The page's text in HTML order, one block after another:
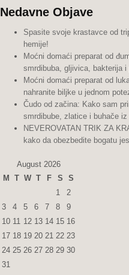
Nedavne Objave
Spasite svoje krastavce od
hemije!
Moćni domaći preparat od
smrdibuba, gljivica, bakterija i
Moćni domaći preparat od
nahranite biljke u jednom
Čudo od začina: Kako sam
smrdibube, zlatice i buhače iz
NEVEROVATAN TRIK ZA
kako da obezbedite bogatu
August 2026
M
T W T F S
S
1
2
3
4 5 6 7 8
9
10 11 12 13 14 15 16
17 18 19 20 21 22 23
24 25 26 27 28 29 30
31